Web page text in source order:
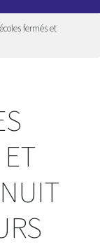
fermés et